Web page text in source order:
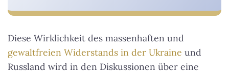
Diese Wirklichkeit des massenhaften und
gewaltfreien Widerstands in der Ukraine und
Russland wird in den Diskussionen über eine